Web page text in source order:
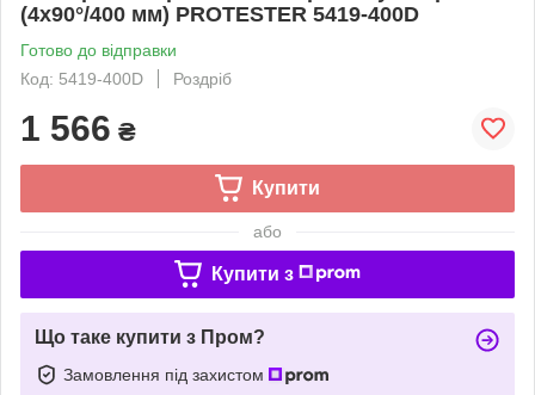
(4х90°/400 мм) PROTESTER 5419-400D
Готово до відправки
Код: 5419-400D
Роздріб
1 566 ₴
Купити
або
Купити з
Що таке купити з Пром?
Замовлення під захистом